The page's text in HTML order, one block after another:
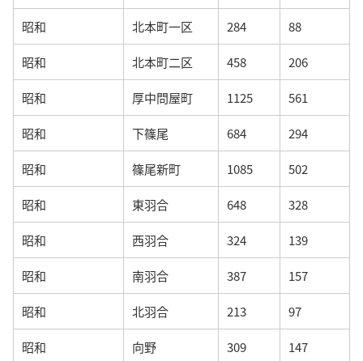
昭和 北本町一区 284 88
昭和 北本町二区 458 206
昭和 厚中問屋町 1125 561
昭和 下篠尾 684 294
昭和 篠尾新町 1085 502
昭和 東羽合 648 328
昭和 西羽合 324 139
昭和 南羽合 387 157
昭和 北羽合 213 97
昭和 向野 309 147